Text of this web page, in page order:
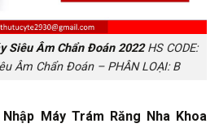
Siêu Âm Chẩn Đoán 2022 HS CODE:
Âm Chẩn Đoán – PHÂN LOẠI: B
Máy Trám Răng Nha Khoa